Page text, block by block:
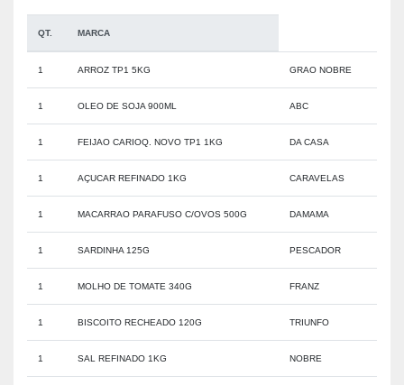
QT. MARCA
1 ARROZ TP1 5KG GRAO NOBRE
1 OLEO DE SOJA 900ML ABC
1 FEIJAO CARIOQ. NOVO TP1 1KG DA CASA
1 AÇUCAR REFINADO 1KG CARAVELAS
1 MACARRAO PARAFUSO C/OVOS 500G DAMAMA
1 SARDINHA 125G PESCADOR
1 MOLHO DE TOMATE 340G FRANZ
1 BISCOITO RECHEADO 120G TRIUNFO
1 SAL REFINADO 1KG NOBRE